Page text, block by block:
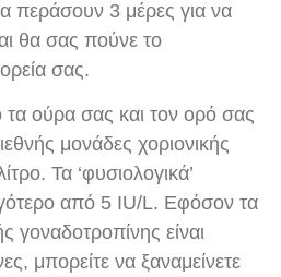
περάσουν 3 μέρες για να
θα σας πούνε το
σας.
ούρα σας και τον ορό σας
μονάδες χοριονικής
Τα ‘φυσιολογικά’
από 5 IU/L. Εφόσον τα
γοναδοτροπίνης είναι
μπορείτε να ξαναμείνετε